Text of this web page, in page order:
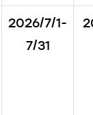
2026/7/1-
7/31